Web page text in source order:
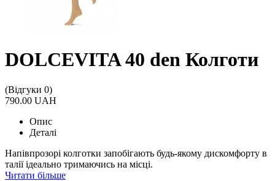
DOLCEVITA 40 den Колготи
(Відгуки 0)
790.00 UAH
Опис
Деталі
Напівпрозорі колготки запобігають будь-якому дискомфорту в
талії ідеально тримаючись на місці.
Читати більше